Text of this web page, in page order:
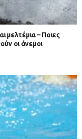
μελτέμια – Ποιες
οι άνεμοι